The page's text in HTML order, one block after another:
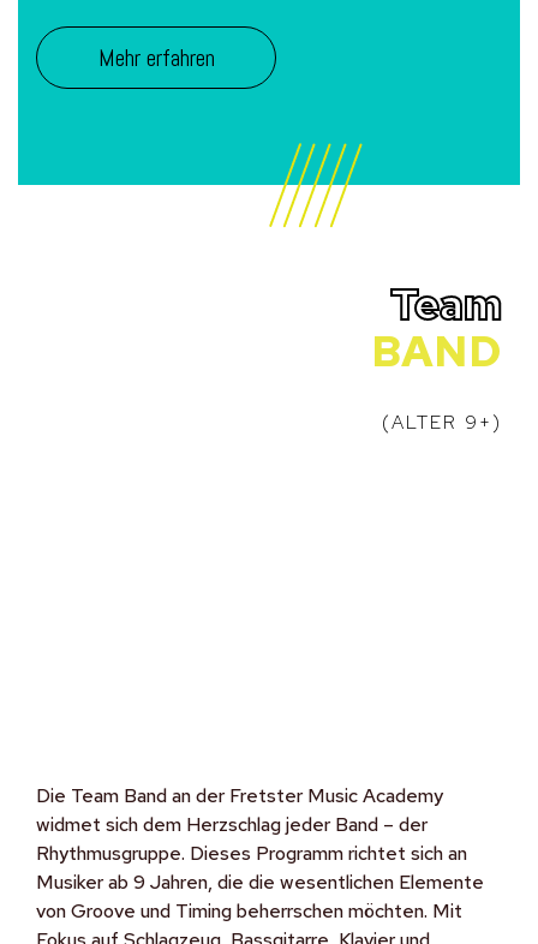
Mehr erfahren
Team
BAND
(ALTER 9+)
Die Team Band an der Fretster Music Academy
widmet sich dem Herzschlag jeder Band – der
Rhythmusgruppe. Dieses Programm richtet sich an
Musiker ab 9 Jahren, die die wesentlichen Elemente
von Groove und Timing beherrschen möchten. Mit